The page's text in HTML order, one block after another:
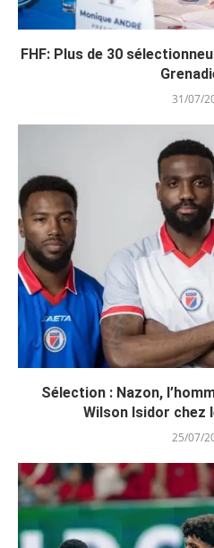
FHF: Plus de 30
31/07/
Sélection : Nazon,
Wilson Isidor chez
25/07/